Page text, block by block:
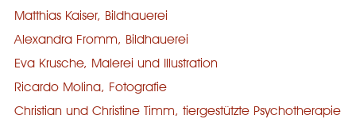
Matthias Kaiser, Bildhauerei
Alexandra Fromm, Bildhauerei
Eva Krusche, Malerei und Illustration
Ricardo Molina, Fotografie
Christian und Christine Timm, tiergestützte Psychotherapie